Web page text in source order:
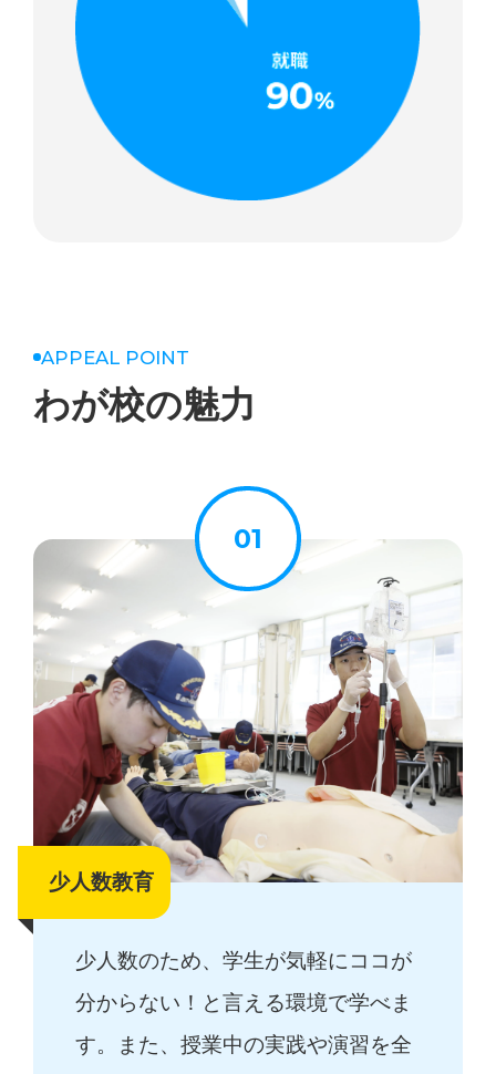
APPEAL POINT
わが校の魅力
少人数教育
少人数のため、学生が気軽にココが
分からない！と言える環境で学べま
す。また、授業中の実践や演習を全